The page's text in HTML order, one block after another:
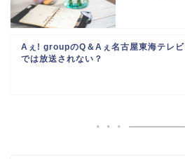
Aぇ! groupのQ＆Aぇ名古屋東海テレビ
では放送されない？